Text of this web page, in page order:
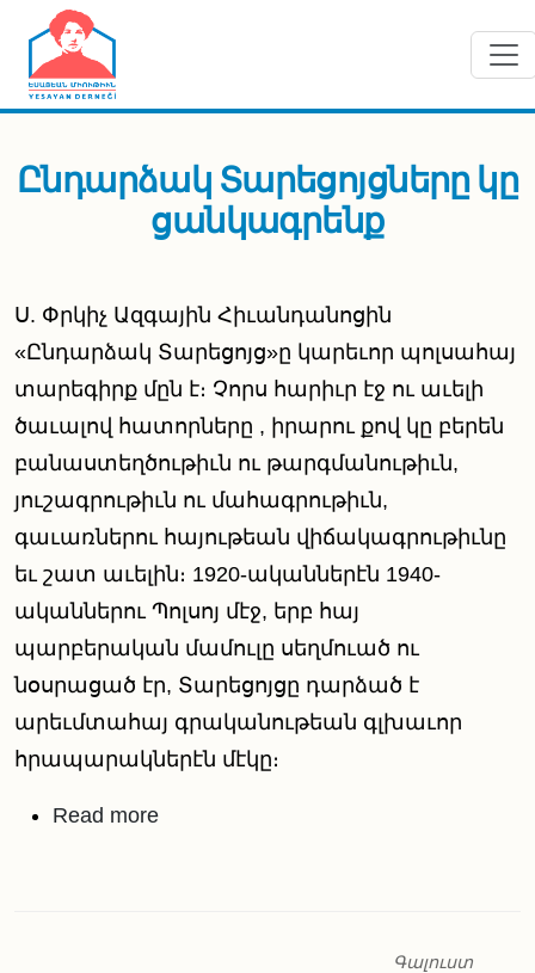
Skip to main content
Ընդարձակ Տարեցոյցները կը
ցանկագրենք
Ս. Փրկիչ Ազգային Հիւանդանոցին
«Ընդարձակ Տարեցոյց»ը կարեւոր պոլսահայ
տարեգիրք մըն է։ Չորս հարիւր էջ ու աւելի
ծաւալով հատորները , իրարու քով կը բերեն
բանաստեղծութիւն ու թարգմանութիւն,
յուշագրութիւն ու մահագրութիւն,
գաւառներու հայութեան վիճակագրութիւնը
եւ շատ աւելին։ 1920-ականներէն 1940-
ականներու Պոլսոյ մէջ, երբ հայ
պարբերական մամուլը սեղմուած ու
նօսրացած էր, Տարեցոյցը դարձած է
արեւմտահայ գրականութեան գլխաւոր
հրապարակներէն մէկը։
Read moreabout Ընդարձակ Տարեցոյցները
Գալուստ